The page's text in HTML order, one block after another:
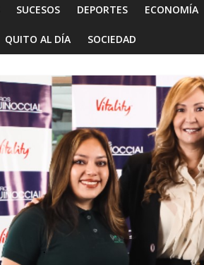
SUCESOS DEPORTES ECONOMÍA
QUITO AL DÍA SOCIEDAD